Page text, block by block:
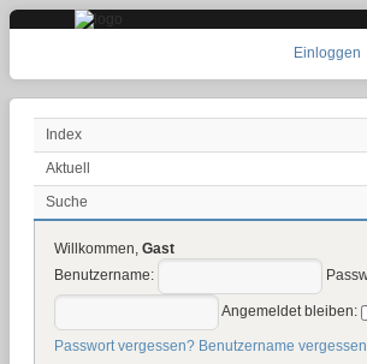
Einloggen
Index
Aktuell
Suche
Willkommen, Gast
Benutzername:
Angemeldet bleiben:
Passwort vergessen? Benutzername